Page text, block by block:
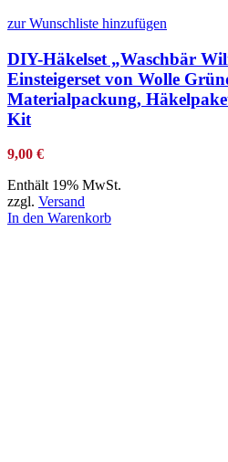
zur Wunschliste hinzufügen
DIY-Häkelset „Waschbär
Einsteigerset von Wolle
Materialpackung,
Kit
9,00 €
Enthält 19% MwSt.
zzgl. Versand
In den Warenkorb